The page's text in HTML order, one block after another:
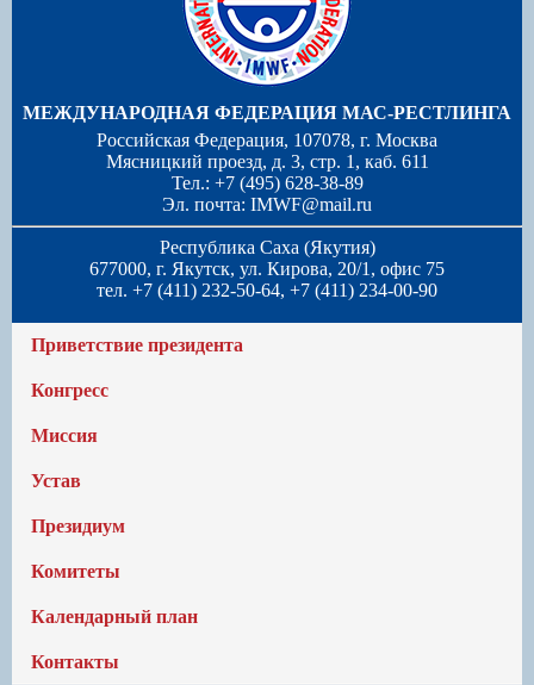
МЕЖДУНАРОДНАЯ ФЕДЕРАЦИЯ МАС-РЕСТЛИНГА
Российская Федерация, 107078, г. Москва
Мясницкий проезд, д. 3, стр. 1, каб. 611
Тел.: +7 (495) 628-38-89
Эл. почта: IMWF@mail.ru
Республика Саха (Якутия)
677000, г. Якутск, ул. Кирова, 20/1, офис 75
тел. +7 (411) 232-50-64, +7 (411) 234-00-90
Приветствие президента
Конгресс
Миссия
Устав
Президиум
Комитеты
Календарный план
Контакты